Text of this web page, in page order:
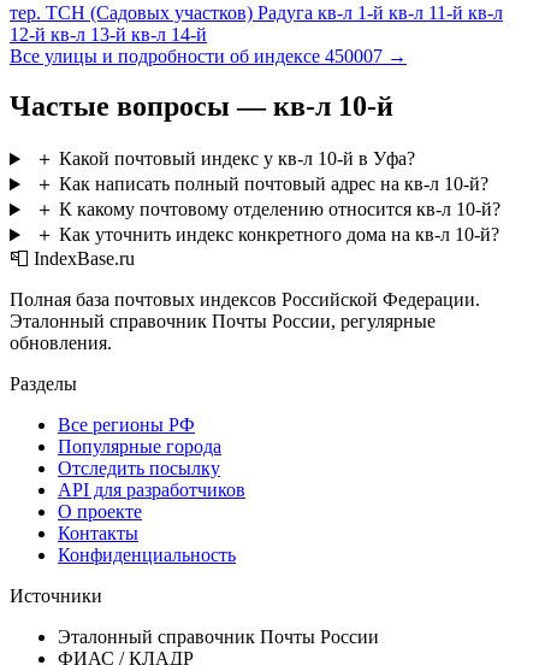
тер. ТСН (Садовых участков) Радуга кв-л 1-й кв-л 11-й кв-л
12-й кв-л 13-й кв-л 14-й
Все улицы и подробности об индексе 450007 →
Частые вопросы — кв-л 10-й
＋ Какой почтовый индекс у кв-л 10-й в Уфа?
＋ Как написать полный почтовый адрес на кв-л 10-й?
＋ К какому почтовому отделению относится кв-л 10-й?
＋ Как уточнить индекс конкретного дома на кв-л 10-й?
📮 IndexBase.ru
Полная база почтовых индексов Российской Федерации.
Эталонный справочник Почты России, регулярные
обновления.
Разделы
Все регионы РФ
Популярные города
Отследить посылку
API для разработчиков
О проекте
Контакты
Конфиденциальность
Источники
Эталонный справочник Почты России
ФИАС / КЛАДР